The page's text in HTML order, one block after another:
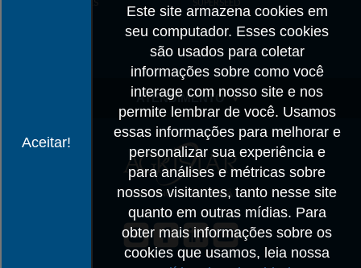
Aceitar!
Este site armazena cookies em
seu computador. Esses cookies
são usados para coletar
informações sobre como você
interage com nosso site e nos
permite lembrar de você. Usamos
essas informações para melhorar e
personalizar sua experiência e
para análises e métricas sobre
nossos visitantes, tanto nesse site
quanto em outras mídias. Para
obter mais informações sobre os
cookies que usamos, leia nossa
ATENDIMENTO
CADASTRO
TRABALHE CONOSCO